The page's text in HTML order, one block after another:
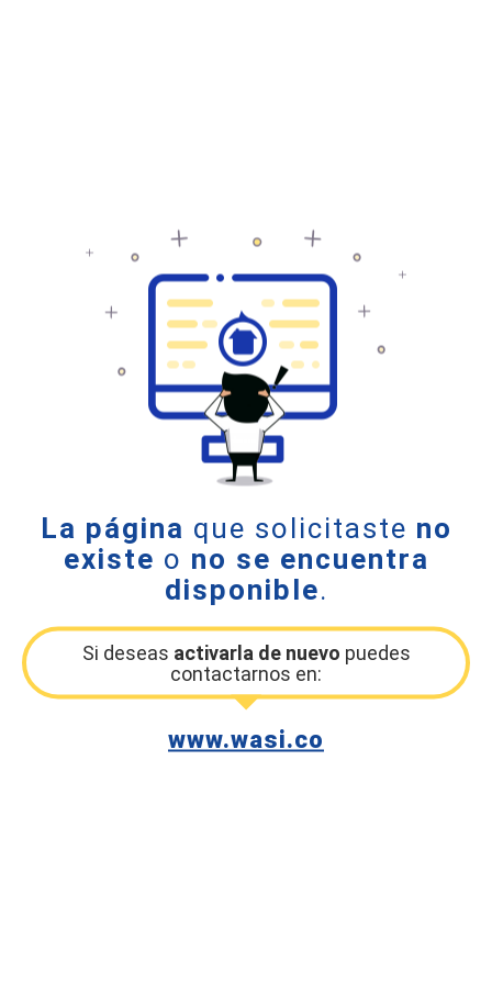
La página que solicitaste no
existe o no se encuentra
disponible.
Si deseas activarla de nuevo puedes
contactarnos en:
www.wasi.co